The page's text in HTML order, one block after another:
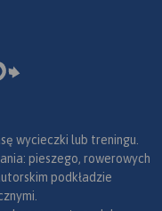
wycieczki lub treningu.
pieszego, rowerowych
podkładzie